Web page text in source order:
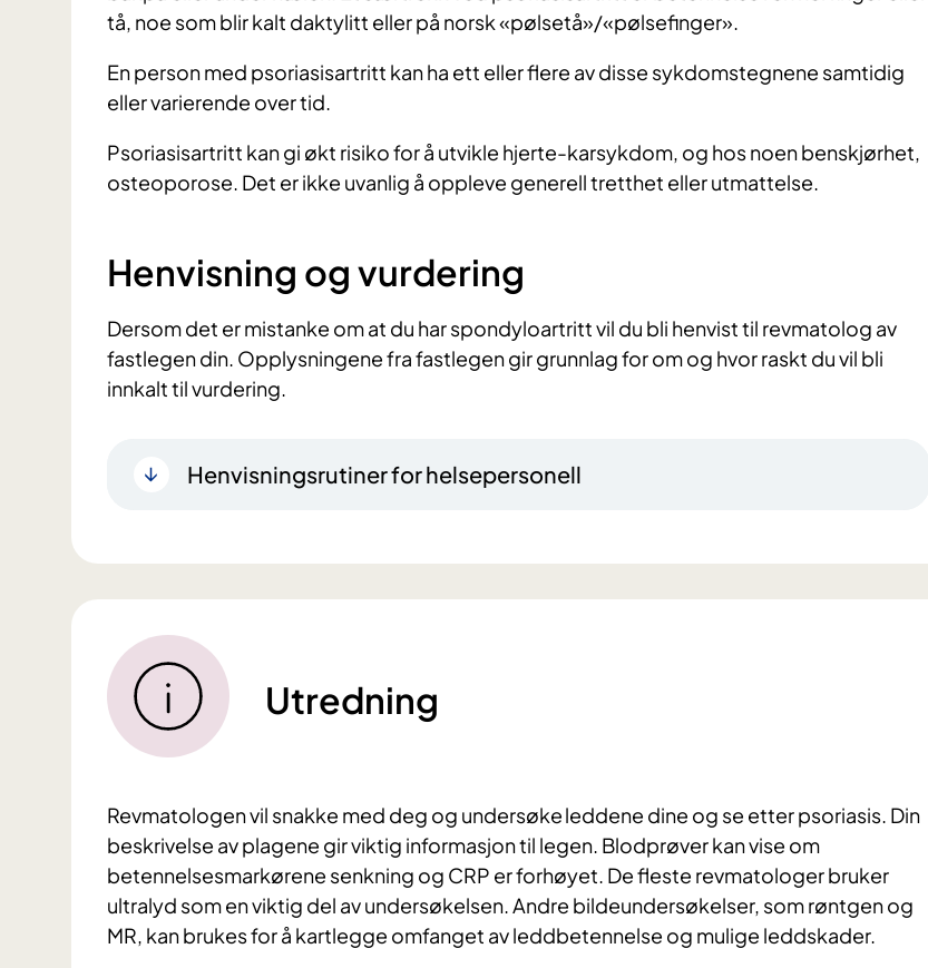
tå, noe som blir kalt daktylitt eller på norsk «pølsetå»/«pølsefinger».
En person med psoriasisartritt kan ha ett eller flere av disse sykdomstegnene samtidig
eller varierende over tid.
Psoriasisartritt kan gi økt risiko for å utvikle hjerte-karsykdom, og hos noen benskjørhet,
osteoporose. Det er ikke uvanlig å oppleve generell tretthet eller utmattelse.
Henvisning og vurdering
Dersom det er mistanke om at du har spondyloartritt vil du bli henvist til revmatolog av
fastlegen din. Opplysningene fra fastlegen gir grunnlag for om og hvor raskt du vil bli
innkalt til vurdering.
Henvisningsrutiner for helsepersonell
Utredning
Revmatologen vil snakke med deg og undersøke leddene dine og se etter psoriasis. Din
beskrivelse av plagene gir viktig informasjon til legen. Blodprøver kan vise om
betennelsesmarkørene senkning og CRP er forhøyet. De fleste revmatologer bruker
ultralyd som en viktig del av undersøkelsen. Andre bildeundersøkelser, som røntgen og
MR, kan brukes for å kartlegge omfanget av leddbetennelse og mulige leddskader.